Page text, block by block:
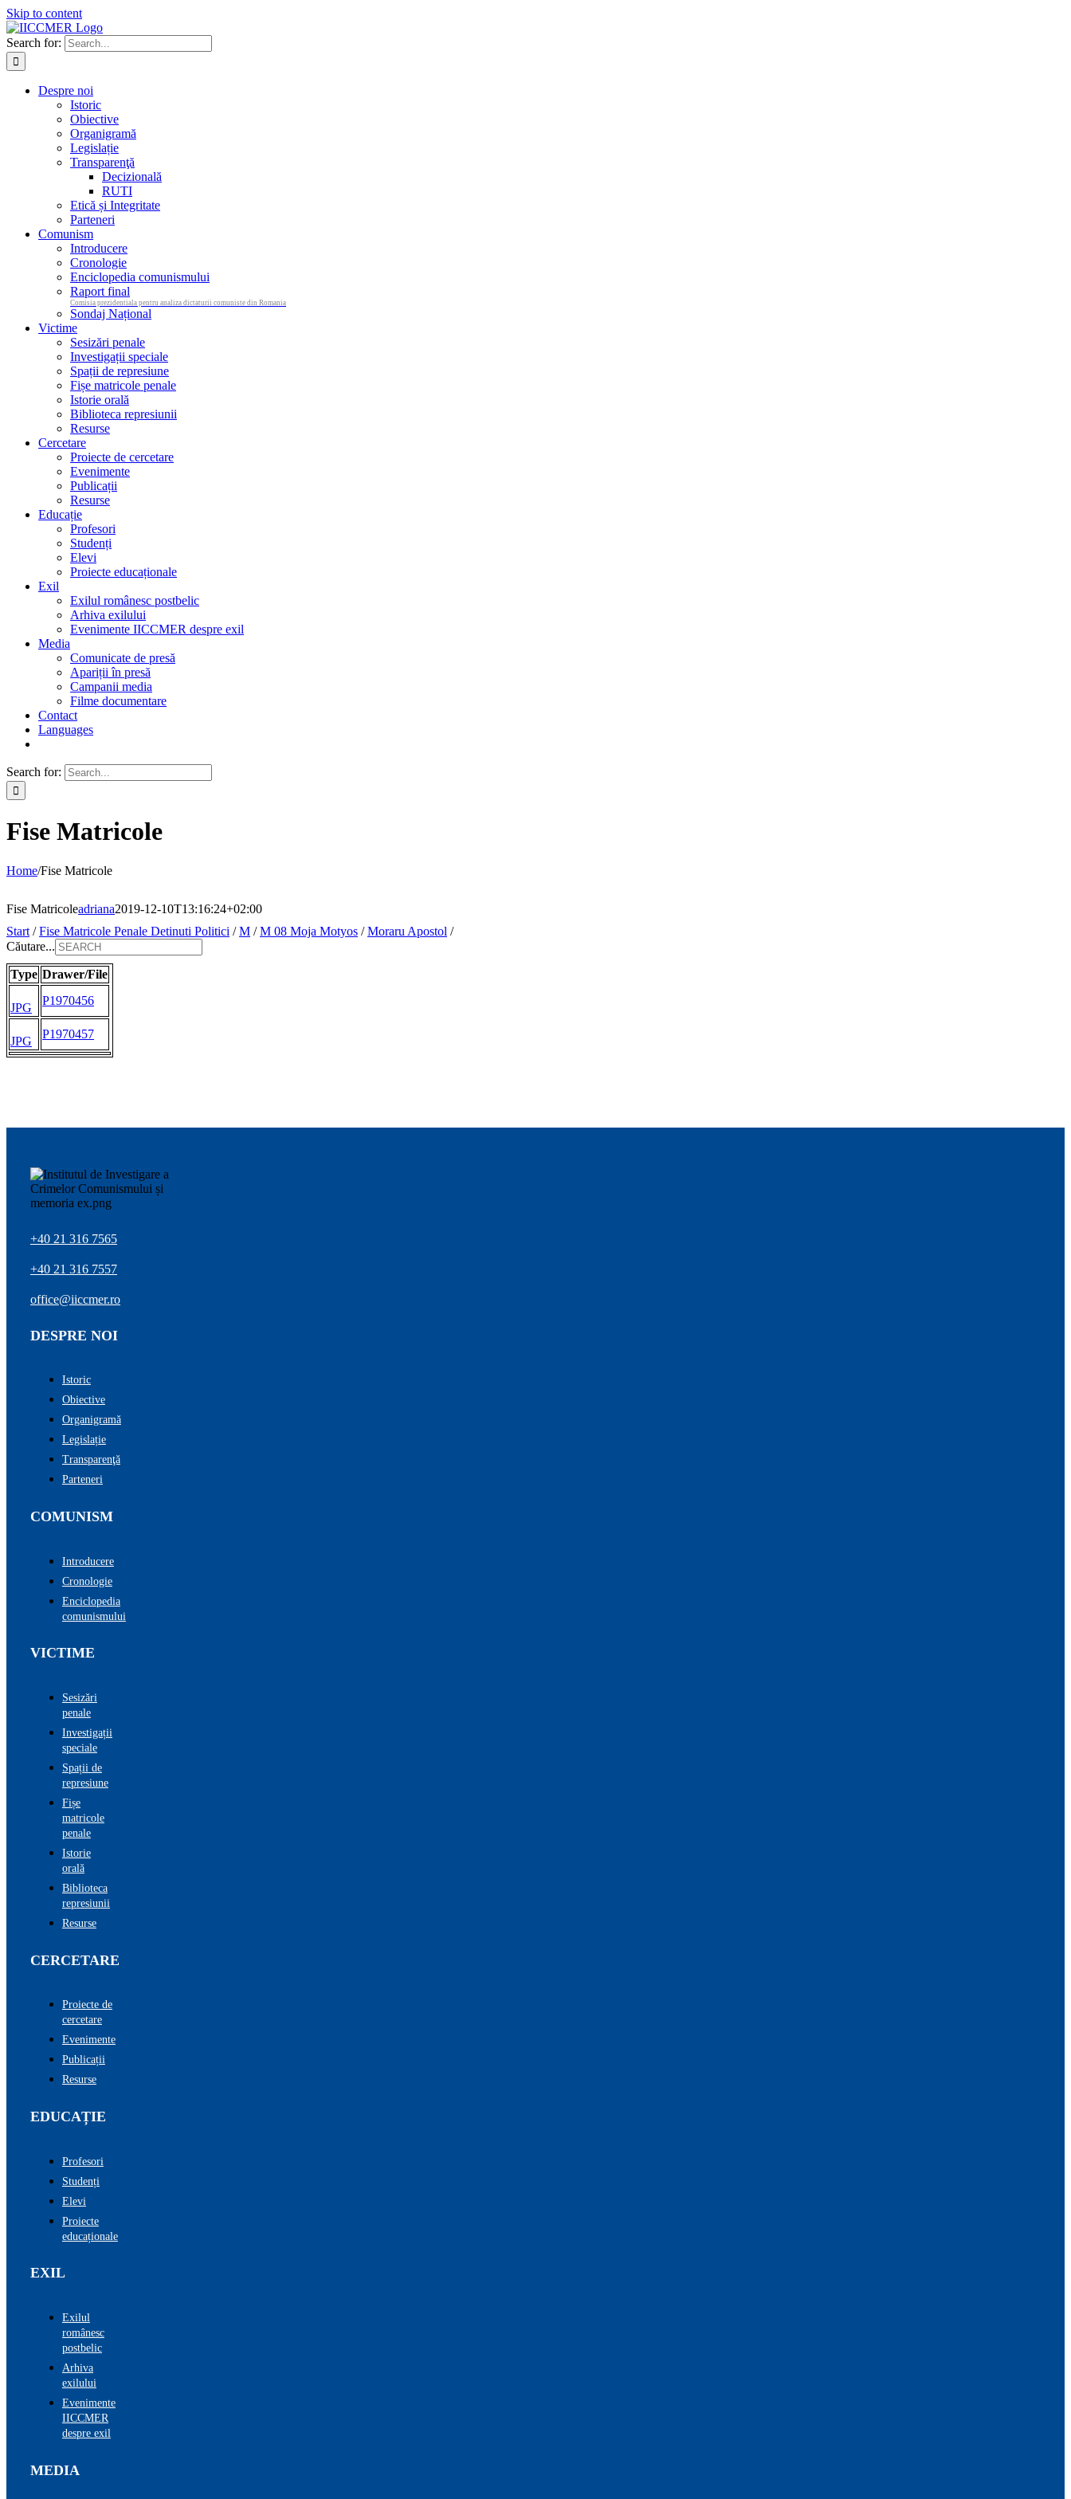
Skip to content
Search for:
Despre noi
Istoric
Obiective
Organigramă
Legislație
Transparenţă
Decizională
RUTI
Etică și Integritate
Parteneri
Comunism
Introducere
Cronologie
Enciclopedia comunismului
Raport final
Comisia prezidentiala pentru analiza dictaturii comuniste din Romania
Sondaj Național
Victime
Sesizări penale
Investigații speciale
Spații de represiune
Fișe matricole penale
Istorie orală
Biblioteca represiunii
Resurse
Cercetare
Proiecte de cercetare
Evenimente
Publicații
Resurse
Educație
Profesori
Studenți
Elevi
Proiecte educaționale
Exil
Exilul românesc postbelic
Arhiva exilului
Evenimente IICCMER despre exil
Media
Comunicate de presă
Apariții în presă
Campanii media
Filme documentare
Contact
Languages
Search for:
Fise Matricole
Home/Fise Matricole
Fise Matricoleadriana2019-12-10T13:16:24+02:00
Start /Fise Matricole Penale Detinuti Politici /M /M 08 Moja Motyos /Moraru Apostol /
Căutare...
Type Drawer/File
JPG
P1970456
JPG
P1970457
+40 21 316 7565
+40 21 316 7557
office@iiccmer.ro
DESPRE NOI
Istoric
Obiective
Organigramă
Legislație
Transparenţă
Parteneri
COMUNISM
Introducere
Cronologie
Enciclopedia
comunismului
VICTIME
Sesizări
penale
Investigații
speciale
Spații de
represiune
Fișe
matricole
penale
Istorie
orală
Biblioteca
represiunii
Resurse
CERCETARE
Proiecte de
cercetare
Evenimente
Publicații
Resurse
EDUCAȚIE
Profesori
Studenți
Elevi
Proiecte
educaționale
EXIL
Exilul
românesc
postbelic
Arhiva
exilului
Evenimente
IICCMER
despre exil
MEDIA